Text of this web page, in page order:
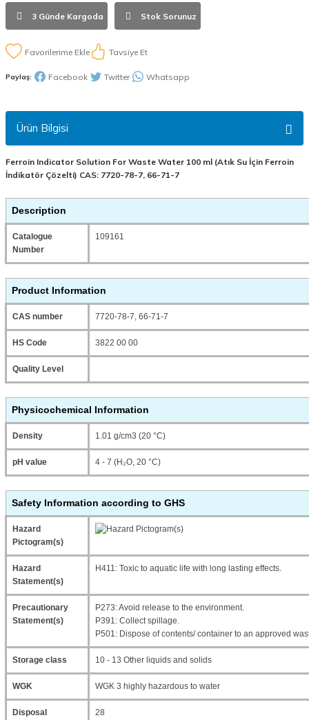
3 Günde Kargoda Stok Sorunuz
Tavsiye Et
Paylaş: Facebook Twitter Whatsapp
Ürün Bilgisi
Ferroin Indicator Solution For Waste Water 100 ml (Atık Su İçin Ferroin
İndikatör Çözelti) CAS: 7720-78-7, 66-71-7
Description
Catalogue
Number
109161
Product Information
CAS number 7720-78-7, 66-71-7
HS Code 3822 00 00
Quality Level
Physicochemical Information
Density 1.01 g/cm3 (20 °C)
pH value 4 - 7 (H₂O, 20 °C)
Safety Information according to GHS
Hazard
Pictogram(s)
Hazard
Statement(s)
H411: Toxic to aquatic life with long lasting effects.
Precautionary
Statement(s)
P273: Avoid release to the environment.
P391: Collect spillage.
P501: Dispose of contents/ container to an approved
Storage class 10 - 13 Other liquids and solids
WGK WGK 3 highly hazardous to water
Disposal
28